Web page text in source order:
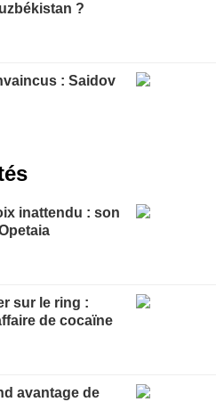
?
: Saidov
inattendu : son
sur le ring :
de cocaïne
avantage de